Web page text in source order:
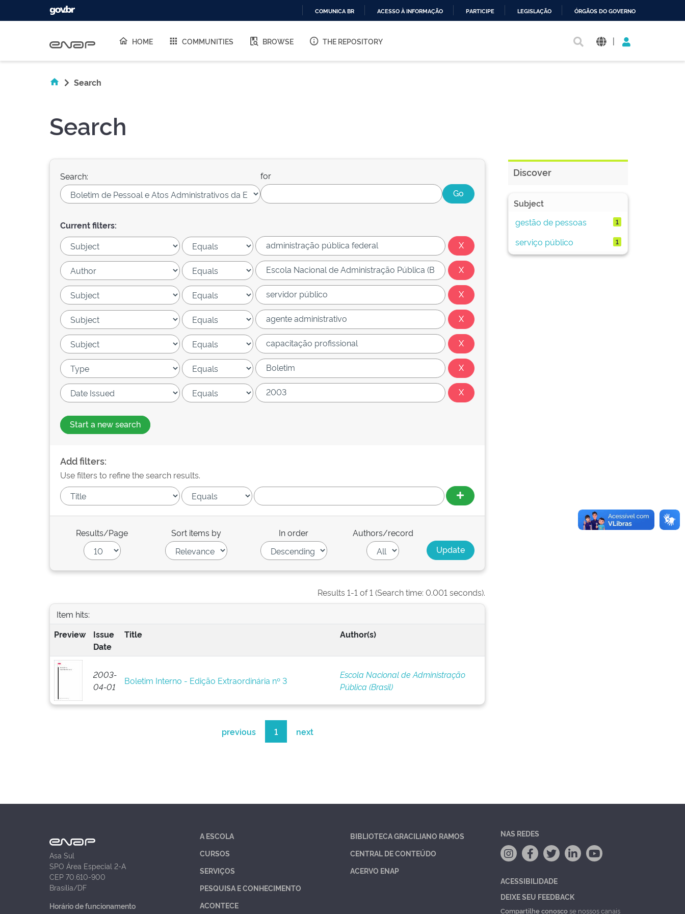
O
COMUNICA BR ACESSO À INFORMAÇÃO PARTICIPE LEGISLAÇÃO ÓRGÃOS DO GOVERNO
HOME COMMUNITIES BROWSE THE REPOSITORY |
Search
Search
Search: for
Current filters:
Start a new search
Add filters:
Use filters to refine the search results.
Results/Page Sort items by In order Authors/record
Results 1-1 of 1 (Search time: 0.001 seconds).
Item hits:
Preview
Issue
Date
Title Author(s)
2003-
04-01
Boletim Interno - Edição Extraordinária nº 3
Escola Nacional de Administração
Pública (Brasil)
previous 1 next
Discover
Subject
gestão de pessoas
1
serviço público 1
Asa Sul
SPO Área Especial 2-A
CEP 70.610-900
Brasília/DF
Horário de funcionamento
A ESCOLA
CURSOS
SERVIÇOS
PESQUISA E CONHECIMENTO
ACONTECE
BIBLIOTECA GRACILIANO RAMOS
CENTRAL DE CONTEÚDO
ACERVO ENAP
NAS REDES
ACESSIBILIDADE
DEIXE SEU FEEDBACK
Compartilhe conoscose nossos canais